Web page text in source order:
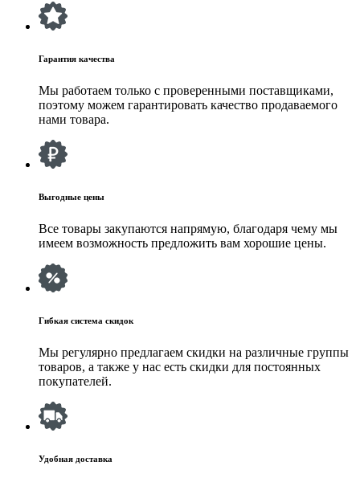
Гарантия качества
Мы работаем только с проверенными поставщиками,
поэтому можем гарантировать качество продаваемого
нами товара.
Выгодные цены
Все товары закупаются напрямую, благодаря чему мы
имеем возможность предложить вам хорошие цены.
Гибкая система скидок
Мы регулярно предлагаем скидки на различные группы
товаров, а также у нас есть скидки для постоянных
покупателей.
Удобная доставка